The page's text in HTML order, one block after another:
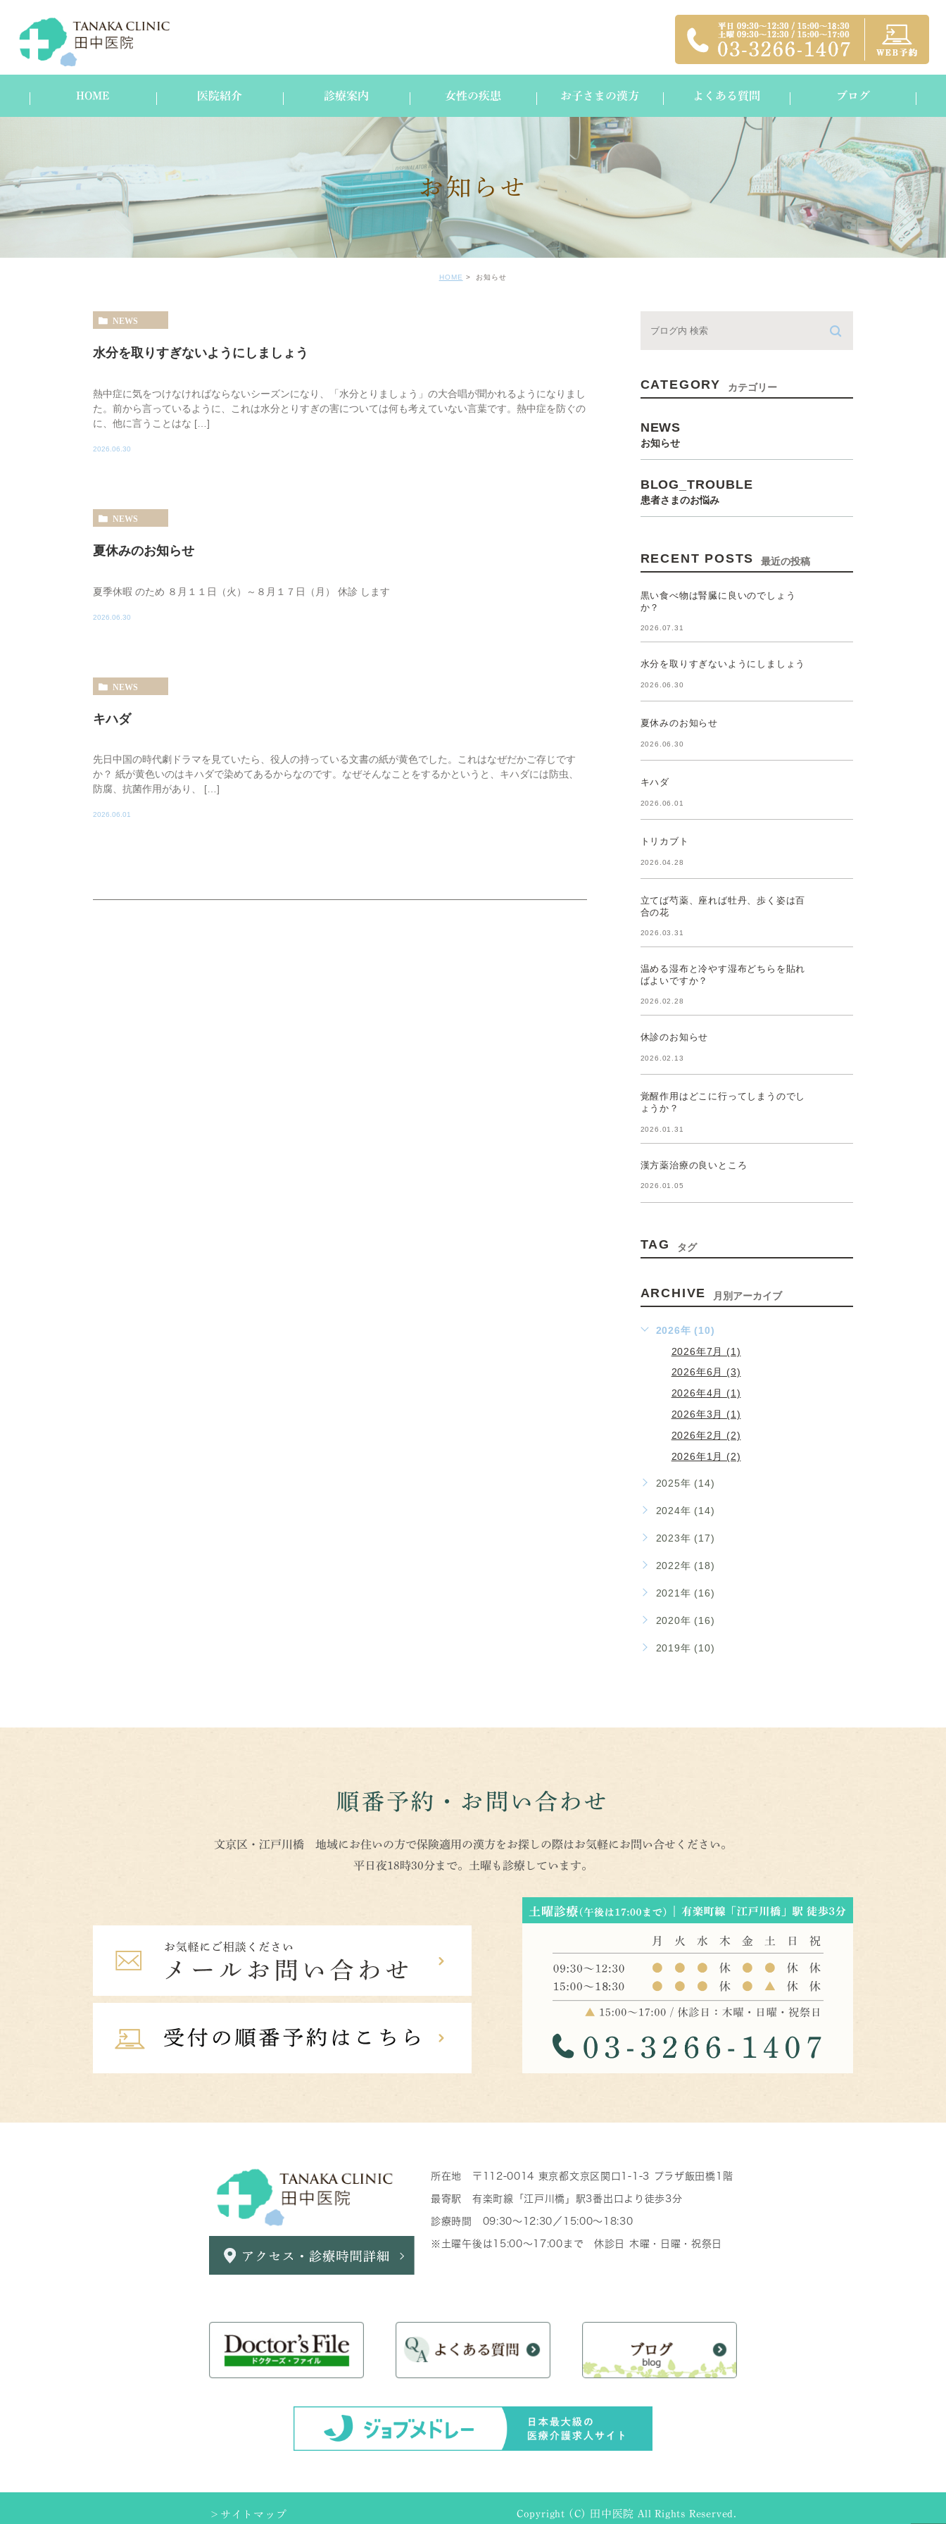
HOME 医院紹介
スタッフ紹介
診療案内 女性の疾患 お子さまの漢方 よくある質問 ブログ
お知らせ
HOME お知らせ
NEWS
水分を取りすぎないようにしましょう
熱中症に気をつけなければならないシーズンになり、「水分とりましょう」の大合唱が聞かれるようになりまし
た。前から言っているように、これは水分とりすぎの害については何も考えていない言葉です。熱中症を防ぐの
に、他に言うことはな […]
2026.06.30
NEWS
夏休みのお知らせ
夏季休暇 のため ８月１１日（火）～８月１７日（月） 休診 します
2026.06.30
NEWS
キハダ
先日中国の時代劇ドラマを見ていたら、役人の持っている文書の紙が黄色でした。これはなぜだかご存じです
か？ 紙が黄色いのはキハダで染めてあるからなのです。なぜそんなことをするかというと、キハダには防虫、
防腐、抗菌作用があり、 […]
2026.06.01
CATEGORY カテゴリー
NEWS
お知らせ
BLOG_TROUBLE
患者さまのお悩み
RECENT POSTS 最近の投稿
黒い食べ物は腎臓に良いのでしょう
か？
2026.07.31
水分を取りすぎないようにしましょう
2026.06.30
夏休みのお知らせ
2026.06.30
キハダ
2026.06.01
トリカブト
2026.04.28
立てば芍薬、座れば牡丹、歩く姿は百
合の花
2026.03.31
温める湿布と冷やす湿布どちらを貼れ
ばよいですか？
2026.02.28
休診のお知らせ
2026.02.13
覚醒作用はどこに行ってしまうのでし
ょうか？
2026.01.31
漢方薬治療の良いところ
2026.01.05
TAG タグ
ARCHIVE 月別アーカイブ
2026年 (10)
2026年7月 (1)
2026年6月 (3)
2026年4月 (1)
2026年3月 (1)
2026年2月 (2)
2026年1月 (2)
2025年 (14)
2024年 (14)
2023年 (17)
2022年 (18)
2021年 (16)
2020年 (16)
2019年 (10)
順番予約・お問い合わせ
文京区・江戸川橋 地域にお住いの方で保険適用の漢方をお探しの際はお気軽にお問い合せください。
平日夜18時30分まで。土曜も診療しています。
所在地 〒112-0014 東京都文京区関口1-1-3 プラザ飯田橋1階
最寄駅 有楽町線「江戸川橋」駅3番出口より徒歩3分
診療時間 09:30～12:30／15:00～18:30
※土曜午後は15:00～17:00まで 休診日 木曜・日曜・祝祭日
＞サイトマップ Copyright (C) 田中医院 All Rights Reserved.